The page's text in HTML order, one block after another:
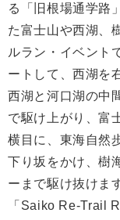
る「旧根場通学路
た富士山や西湖、
ルラン・イベント
ートして、西湖を
西湖と河口湖の中
で駆け上がり、富
横目に、東海自然
下り坂をかけ、樹
ーまで駆け抜けま
「Saiko Re-Trail